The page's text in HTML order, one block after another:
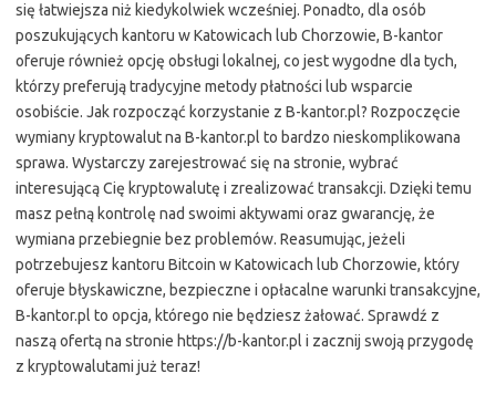
się łatwiejsza niż kiedykolwiek wcześniej. Ponadto, dla osób
poszukujących kantoru w Katowicach lub Chorzowie, B-kantor
oferuje również opcję obsługi lokalnej, co jest wygodne dla tych,
którzy preferują tradycyjne metody płatności lub wsparcie
osobiście. Jak rozpocząć korzystanie z B-kantor.pl? Rozpoczęcie
wymiany kryptowalut na B-kantor.pl to bardzo nieskomplikowana
sprawa. Wystarczy zarejestrować się na stronie, wybrać
interesującą Cię kryptowalutę i zrealizować transakcji. Dzięki temu
masz pełną kontrolę nad swoimi aktywami oraz gwarancję, że
wymiana przebiegnie bez problemów. Reasumując, jeżeli
potrzebujesz kantoru Bitcoin w Katowicach lub Chorzowie, który
oferuje błyskawiczne, bezpieczne i opłacalne warunki transakcyjne,
B-kantor.pl to opcja, którego nie będziesz żałować. Sprawdź z
naszą ofertą na stronie https://b-kantor.pl i zacznij swoją przygodę
z kryptowalutami już teraz!